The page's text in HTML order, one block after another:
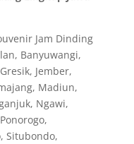
Jam Dinding
Banyuwangi,
Jember,
Madiun,
Ngawi,
Situbondo,